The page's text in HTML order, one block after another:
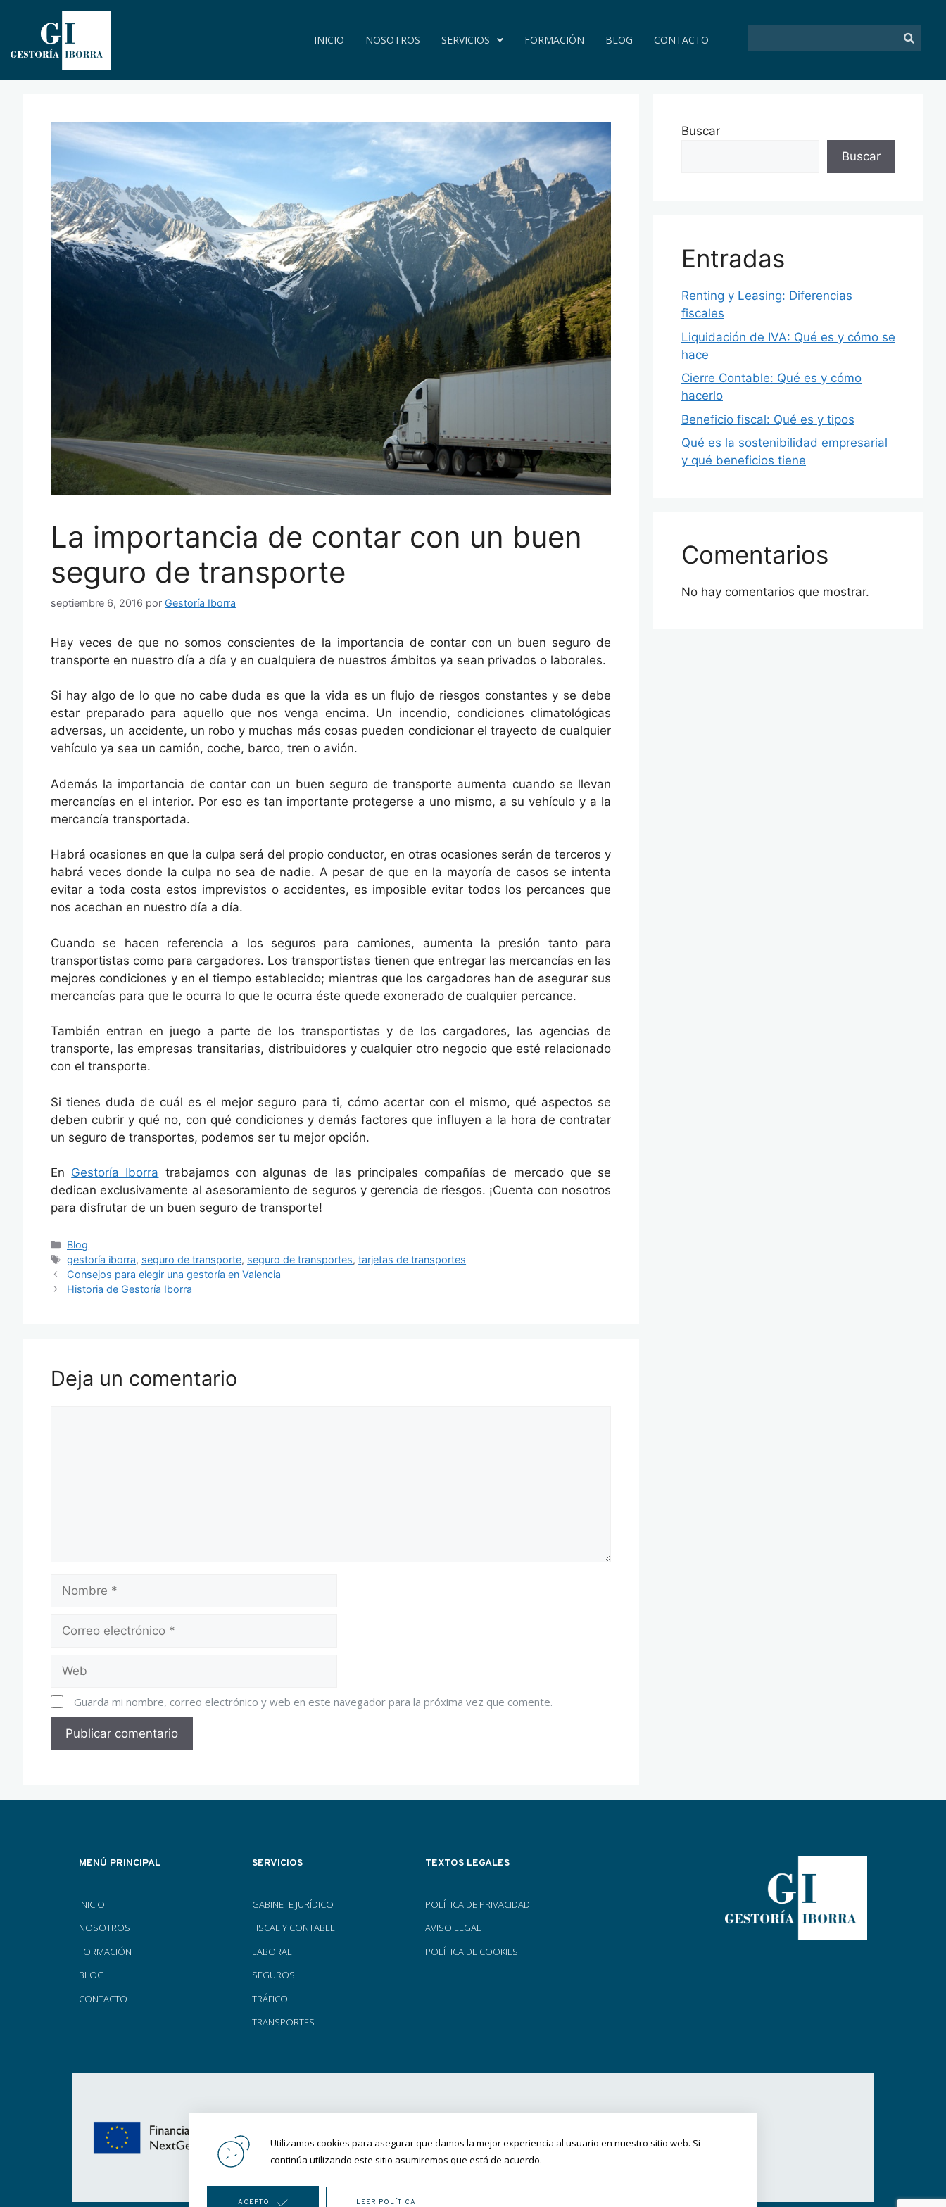
INICIO NOSOTROS SERVICIOS FORMACIÓN BLOG CONTACTO
La importancia de contar con un buen
seguro de transporte
septiembre 6, 2016 por Gestoría Iborra
Hay veces de que no somos conscientes de la importancia de contar con un buen seguro de
transporte en nuestro día a día y en cualquiera de nuestros ámbitos ya sean privados o laborales.
Si hay algo de lo que no cabe duda es que la vida es un flujo de riesgos constantes y se debe
estar preparado para aquello que nos venga encima. Un incendio, condiciones climatológicas
adversas, un accidente, un robo y muchas más cosas pueden condicionar el trayecto de cualquier
vehículo ya sea un camión, coche, barco, tren o avión.
Además la importancia de contar con un buen seguro de transporte aumenta cuando se llevan
mercancías en el interior. Por eso es tan importante protegerse a uno mismo, a su vehículo y a la
mercancía transportada.
Habrá ocasiones en que la culpa será del propio conductor, en otras ocasiones serán de terceros y
habrá veces donde la culpa no sea de nadie. A pesar de que en la mayoría de casos se intenta
evitar a toda costa estos imprevistos o accidentes, es imposible evitar todos los percances que
nos acechan en nuestro día a día.
Cuando se hacen referencia a los seguros para camiones, aumenta la presión tanto para
transportistas como para cargadores. Los transportistas tienen que entregar las mercancías en las
mejores condiciones y en el tiempo establecido; mientras que los cargadores han de asegurar sus
mercancías para que le ocurra lo que le ocurra éste quede exonerado de cualquier percance.
También entran en juego a parte de los transportistas y de los cargadores, las agencias de
transporte, las empresas transitarias, distribuidores y cualquier otro negocio que esté relacionado
con el transporte.
Si tienes duda de cuál es el mejor seguro para ti, cómo acertar con el mismo, qué aspectos se
deben cubrir y qué no, con qué condiciones y demás factores que influyen a la hora de contratar
un seguro de transportes, podemos ser tu mejor opción.
En Gestoría Iborra trabajamos con algunas de las principales compañías de mercado que se
dedican exclusivamente al asesoramiento de seguros y gerencia de riesgos. ¡Cuenta con nosotros
para disfrutar de un buen seguro de transporte!
Blog
gestoría iborra, seguro de transporte, seguro de transportes,tarjetas de transportes
Consejos para elegir una gestoría en Valencia
Historia de Gestoría Iborra
Deja un comentario
Guarda mi nombre, correo electrónico y web en este navegador para la próxima vez que comente.
Buscar
Buscar
Entradas
Renting y Leasing: Diferencias
fiscales
Liquidación de IVA: Qué es y cómo se
hace
Cierre Contable: Qué es y cómo
hacerlo
Beneficio fiscal: Qué es y tipos
Qué es la sostenibilidad empresarial
y qué beneficios tiene
Comentarios
No hay comentarios que mostrar.
MENÚ PRINCIPAL
INICIO
NOSOTROS
FORMACIÓN
BLOG
CONTACTO
SERVICIOS
GABINETE JURÍDICO
FISCAL Y CONTABLE
LABORAL
SEGUROS
TRÁFICO
TRANSPORTES
TEXTOS LEGALES
POLÍTICA DE PRIVACIDAD
AVISO LEGAL
POLÍTICA DE COOKIES
Utilizamos cookies para asegurar que damos la mejor experiencia al usuario en nuestro sitio web. Si
continúa utilizando este sitio asumiremos que está de acuerdo.
ACEPTO LEER POLÍTICA